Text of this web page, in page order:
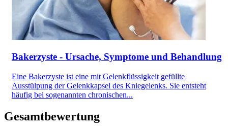
Bakerzyste - Ursache, Symptome und Behandlung
Eine Bakerzyste ist eine mit Gelenkflüssigkeit gefüllte
Ausstülpung der Gelenkkapsel des Kniegelenks. Sie entsteht
häufig bei sogenannten chronischen...
Gesamtbewertung